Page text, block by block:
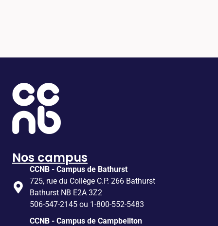
Nos campus
CCNB - Campus de Bathurst
725, rue du Collège C.P. 266 Bathurst
Bathurst NB E2A 3Z2
506-547-2145 ou 1-800-552-5483
CCNB - Campus de Campbellton